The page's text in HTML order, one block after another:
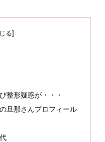
整形疑惑が・・・
旦那さんプロフィール